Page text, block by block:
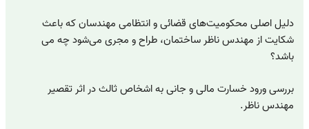
دلیل اصلی محکومیت‌های قضائی و انتظامی مهندسان که باعث
شکایت از مهندس ناظر ساختمان، طراح و مجری می‌شود چه می
باشد؟
بررسی ورود خسارت مالی و جانی به اشخاص ثالث در اثر تقصیر
مهندس ناظر.